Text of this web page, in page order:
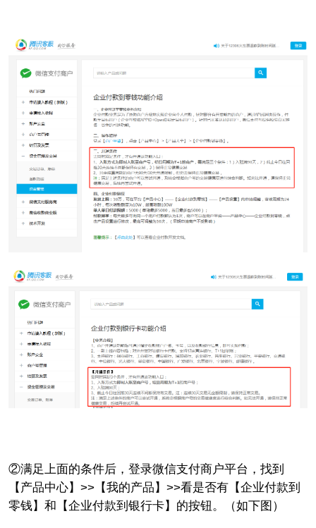
②满足上面的条件后，登录微信支付商户平台，找到
【产品中心】>>【我的产品】>>看是否有【企业付款到
零钱】和【企业付款到银行卡】的按钮。（如下图）